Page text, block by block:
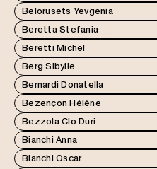
Belorusets Yevgenia
Beretta Stefania
Beretti Michel
Berg Sibylle
Bernardi Donatella
Bezençon Hélène
Bezzola Clo Duri
Bianchi Anna
Bianchi Oscar